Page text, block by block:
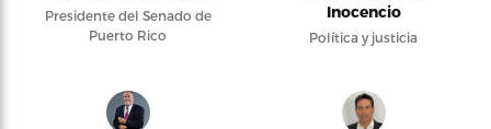
Presidente del Senado de
Puerto Rico
Inocencio
Política y justicia